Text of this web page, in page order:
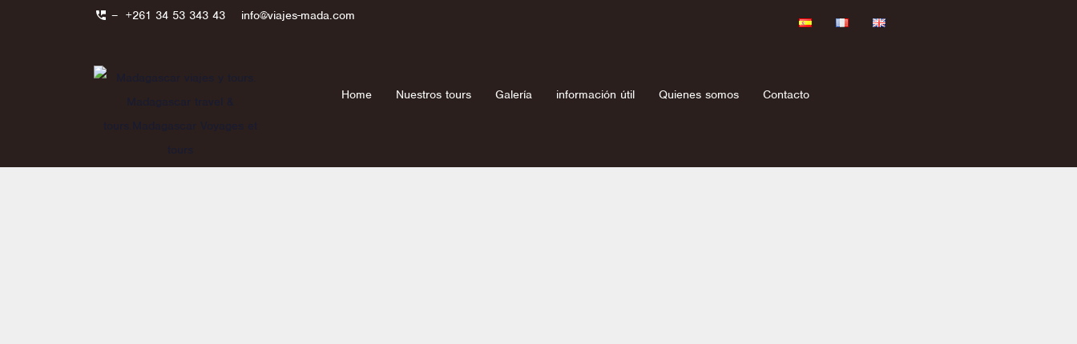
– +261 34 53 343 43 info@viajes-mada.com
Home Nuestros tours Galería información útil Quienes somos Contacto